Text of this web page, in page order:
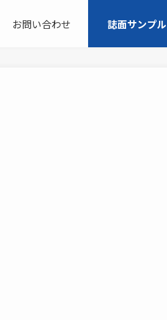
お問い合わせ 誌面サンプル